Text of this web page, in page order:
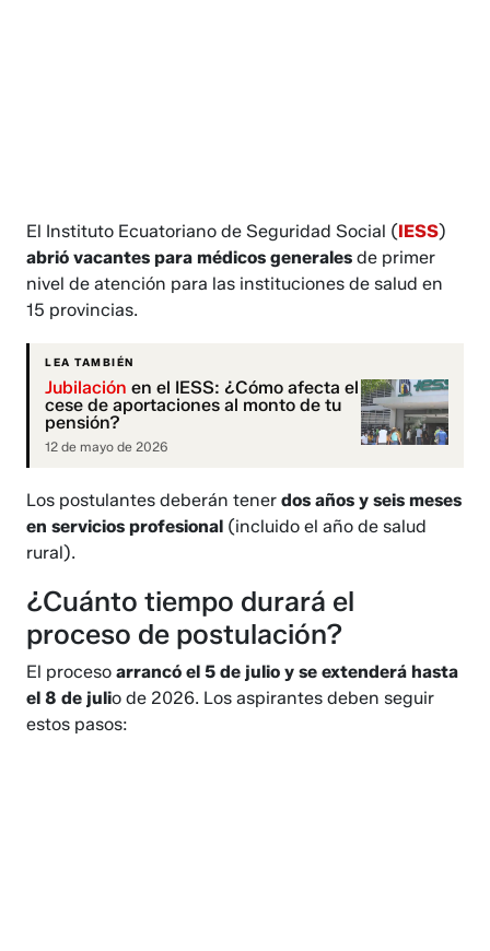
El Instituto Ecuatoriano de Seguridad Social (IESS)
abrió vacantes para médicos generales de primer
nivel de atención para las instituciones de salud en
15 provincias.
LEA TAMBIÉN
Jubilación en el IESS: ¿Cómo afecta el
cese de aportaciones al monto de tu
pensión?
12 de mayo de 2026
Los postulantes deberán tenerdos años y seis meses
en servicios profesional (incluido el año de salud
rural).
¿Cuánto tiempo durará el
proceso de postulación?
El procesoarrancó el 5 de julio y se extenderá hasta
el 8 de julio de 2026. Los aspirantes deben seguir
estos pasos: